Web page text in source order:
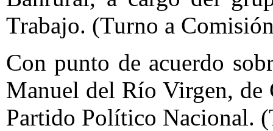
Trabajo. (Turno a
Con punto de acuerdo
Manuel del Río Virgen, de
Partido Político Nacional.